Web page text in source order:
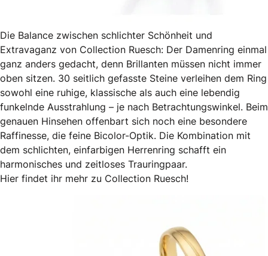
Die Balance zwischen schlichter Schönheit und
Extravaganz von Collection Ruesch: Der Damenring einmal
ganz anders gedacht, denn Brillanten müssen nicht immer
oben sitzen. 30 seitlich gefasste Steine verleihen dem Ring
sowohl eine ruhige, klassische als auch eine lebendig
funkelnde Ausstrahlung – je nach Betrachtungswinkel. Beim
genauen Hinsehen offenbart sich noch eine besondere
Raffinesse, die feine Bicolor-Optik. Die Kombination mit
dem schlichten, einfarbigen Herrenring schafft ein
harmonisches und zeitloses Trauringpaar.
Hier findet ihr mehr zu Collection Ruesch!